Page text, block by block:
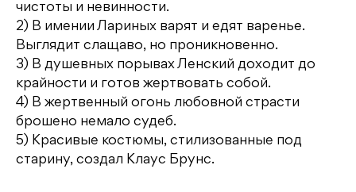
чистоты и невинности.
2) В имении Лариных варят и едят варенье.
Выглядит слащаво, но проникновенно.
3) В душевных порывах Ленский доходит до
крайности и готов жертвовать собой.
4) В жертвенный огонь любовной страсти
брошено немало судеб.
5) Красивые костюмы, стилизованные под
старину, создал Клаус Брунс.